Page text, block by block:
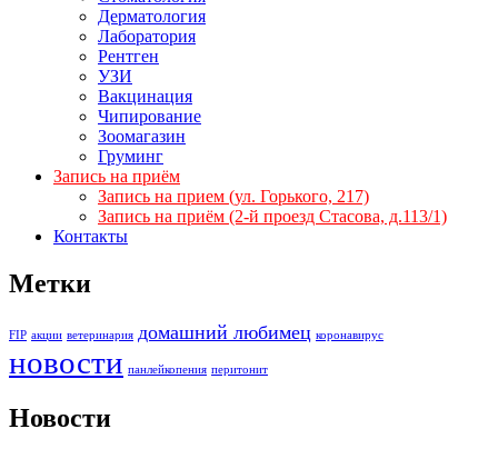
Дерматология
Лаборатория
Рентген
УЗИ
Вакцинация
Чипирование
Зоомагазин
Груминг
Запись на приём
Запись на прием (ул. Горького, 217)
Запись на приём (2-й проезд Стасова, д.113/1)
Контакты
Метки
FIP акции ветеринария домашний любимец коронавирус
новости панлейкопения перитонит
Новости